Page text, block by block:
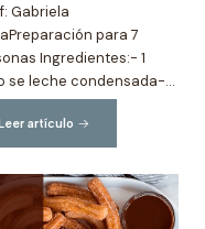
Gabriela
para 7
Ingredientes:- 1
se leche condensada⁣-...
artículo